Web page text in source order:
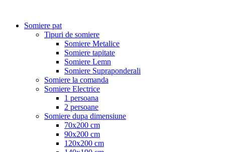
Somiere pat
Tipuri de somiere
Somiere Metalice
Somiere tapitate
Somiere Lemn
Somiere Supraponderali
Somiere la comanda
Somiere Electrice
1 persoana
2 persoane
Somiere dupa dimensiune
70x200 cm
90x200 cm
120x200 cm